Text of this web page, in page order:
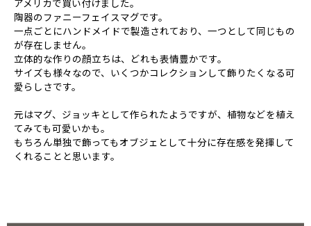
アメリカで買い付けました。
陶器のファニーフェイスマグです。
一点ごとにハンドメイドで製造されており、一つとして同じもの
が存在しません。
立体的な作りの顔立ちは、どれも表情豊かです。
サイズも様々なので、いくつかコレクションして飾りたくなる可
愛らしさです。
元はマグ、ジョッキとして作られたようですが、植物などを植え
てみても可愛いかも。
もちろん単独で飾ってもオブジェとして十分に存在感を発揮して
くれることと思います。